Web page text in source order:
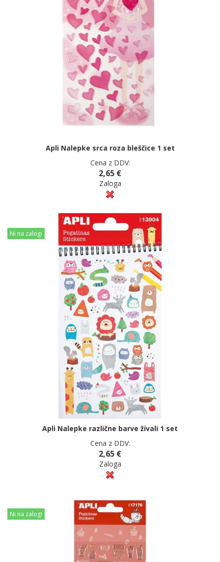
Apli Nalepke srca roza bleščice 1 set
Cena z DDV:
2,65 €
Zaloga
Ni na zalogi
Apli Nalepke različne barve živali 1 set
Cena z DDV:
2,65 €
Zaloga
Ni na zalogi